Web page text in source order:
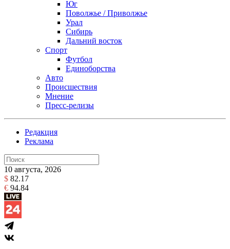
Юг
Поволжье / Приволжье
Урал
Сибирь
Дальний восток
Спорт
Футбол
Единоборства
Авто
Происшествия
Мнение
Пресс-релизы
Редакция
Реклама
10 августа, 2026
$ 82.17
€ 94.84